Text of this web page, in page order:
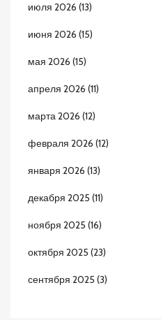
июля 2026 (13)
июня 2026 (15)
мая 2026 (15)
апреля 2026 (11)
марта 2026 (12)
февраля 2026 (12)
января 2026 (13)
декабря 2025 (11)
ноября 2025 (16)
октября 2025 (23)
сентября 2025 (3)